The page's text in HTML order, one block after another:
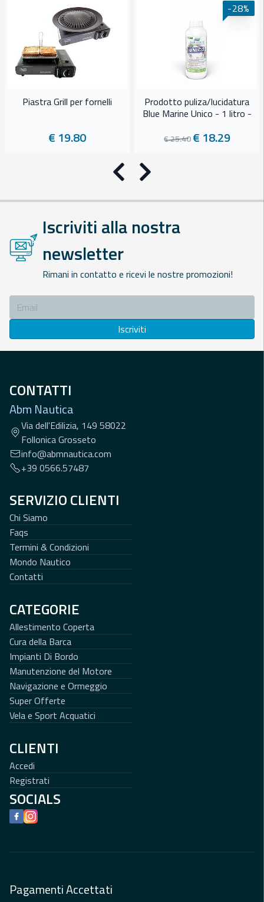
Piastra Grill per fornelli
€ 19.80
Prodotto puliza/lucidatura
Blue Marine Unico - 1 litro -
€ 25.40€ 18.29
-28%
Precedente
Successivo
Iscriviti alla nostra
newsletter
Rimani in contatto e ricevi le nostre promozioni!
Iscriviti
CONTATTI
Abm Nautica
Via dell'Edilizia, 149 58022
Follonica Grosseto
info@abmnautica.com
+39 0566.57487
SERVIZIO CLIENTI
Chi Siamo
Faqs
Termini & Condizioni
Mondo Nautico
Contatti
CATEGORIE
Allestimento Coperta
Cura della Barca
Impianti Di Bordo
Manutenzione del Motore
Navigazione e Ormeggio
Super Offerte
Vela e Sport Acquatici
CLIENTI
Accedi
Registrati
SOCIALS
Facebook
Instagram
Pagamenti Accettati